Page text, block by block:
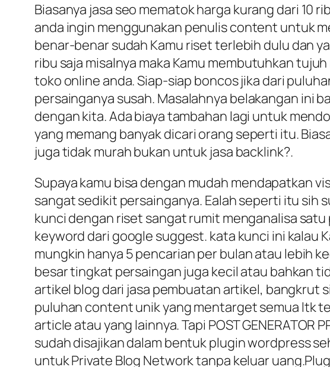
Biasanya jasa seo mematok harga kurang dari 10
anda ingin menggunakan penulis content untuk
benar-benar sudah Kamu riset terlebih dulu dan
ribu saja misalnya maka Kamu membutuhkan
toko online anda. Siap-siap boncos jika dari
persainganya susah. Masalahnya belakangan ini
dengan kita. Ada biaya tambahan lagi untuk
yang memang banyak dicari orang seperti itu.
juga tidak murah bukan untuk jasa backlink?.
Supaya kamu bisa dengan mudah mendapatkan
sangat sedikit persainganya. Ealah seperti itu sih
kunci dengan riset sangat rumit menganalisa
keyword dari google suggest. kata kunci ini kalau
mungkin hanya 5 pencarian per bulan atau lebih
besar tingkat persaingan juga kecil atau bahkan
artikel blog dari jasa pembuatan artikel, bangkrut
puluhan content unik yang mentarget semua ltk
article atau yang lainnya. Tapi POST
sudah disajikan dalam bentuk plugin wordpress
untuk Private Blog Network tanpa keluar